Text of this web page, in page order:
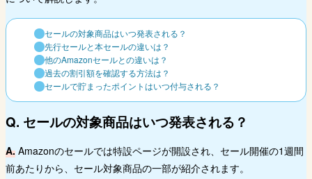
セールの対象商品はいつ発表される？
先行セールと本セールの違いは？
他のAmazonセールとの違いは？
過去の割引額を確認する方法は？
セールで貯まったポイントはいつ付与される？
Q. セールの対象商品はいつ発表される？
A. Amazonのセールでは特設ページが開設され、セール開催の1週間
前あたりから、セール対象商品の一部が紹介されます。